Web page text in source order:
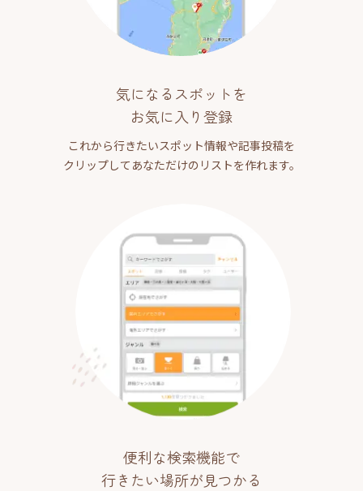
気になるスポットを
お気に入り登録
これから行きたいスポット情報や記事投稿を
クリップしてあなただけのリストを作れます。
便利な検索機能で
行きたい場所が見つかる